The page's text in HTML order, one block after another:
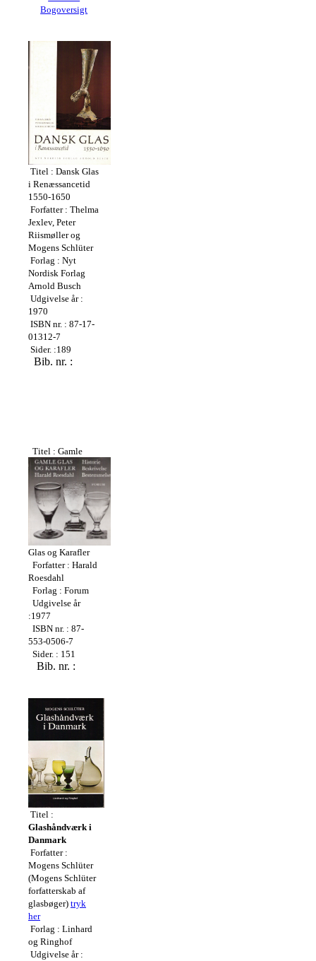
Bogoversigt
Titel : Dansk Glas
i Renæssancetid
1550-1650
Forfatter : Thelma
Jexlev, Peter
Riismøller og
Mogens Schlüter
Forlag : Nyt
Nordisk Forlag
Arnold Busch
Udgivelse år :
1970
ISBN nr. : 87-17-
01312-7
Sider. :189
Bib. nr. :
Titel : Gamle
Glas og Karafler
Forfatter : Harald
Roesdahl
Forlag : Forum
Udgivelse år
:1977
ISBN nr. : 87-
553-0506-7
Sider. : 151
Bib. nr. :
Titel :
Glashåndværk i
Danmark
Forfatter :
Mogens Schlüter
(Mogens Schlüter
forfatterskab af
glasbøger) tryk
her
Forlag : Linhard
og Ringhof
Udgivelse år :